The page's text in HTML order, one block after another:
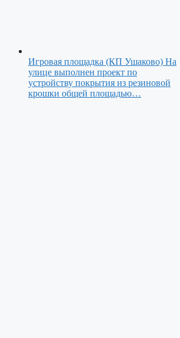
Игровая площадка (КП Ушаково) На
улице выполнен проект по
устройству покрытия из резиновой
крошки общей площадью…